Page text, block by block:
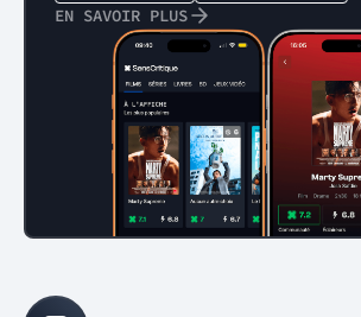
EN SAVOIR PLUS